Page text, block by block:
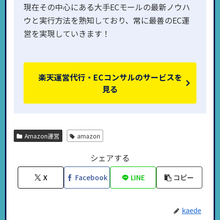
現在その中心にある大手ECモールの最新ノウハ
ウと実行方法を熟知しており、常に最善のEC運
営を実現していきます！
楽天運営代行・ECコンサルのサービスを
見る
Amazon運営 amazon
シェアする
X Facebook LINE コピー
kaede